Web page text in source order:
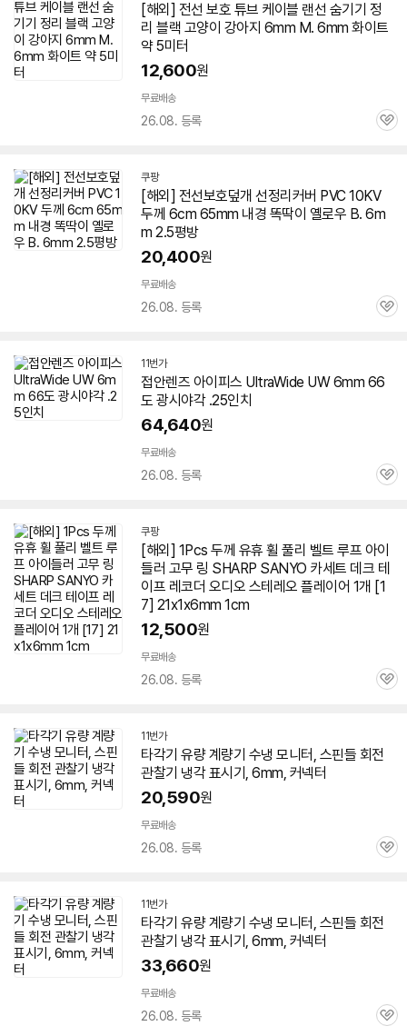
[해외] 전선 보호 튜브 케이블 랜선 숨기기 정
리 블랙 고양이 강아지 6mm M. 6mm 화이트
약 5미터
12,600원
무료배송
26.08. 등록
관
쿠팡
[해외] 전선보호덮개 선정리커버 PVC 10KV
두께 6cm 65mm 내경 똑딱이 옐로우 B. 6m
m 2.5평방
20,400원
무료배송
26.08. 등록
관
11번가
접안렌즈 아이피스 UltraWide UW6mm 66
도 광시야각 .25인치
64,640원
무료배송
26.08. 등록
관
쿠팡
[해외] 1Pcs 두께 유휴 휠 풀리 벨트 루프 아이
들러 고무 링 SHARP SANYO 카세트 데크 테
이프 레코더 오디오 스테레오 플레이어 1개 [1
7] 21x1x6mm 1cm
12,500원
무료배송
26.08. 등록
관
11번가
타각기 유량 계량기 수냉 모니터, 스핀들 회전
관찰기 냉각 표시기, 6mm, 커넥터
20,590원
무료배송
26.08. 등록
관
11번가
타각기 유량 계량기 수냉 모니터, 스핀들 회전
관찰기 냉각 표시기, 6mm, 커넥터
33,660원
무료배송
26.08. 등록
관